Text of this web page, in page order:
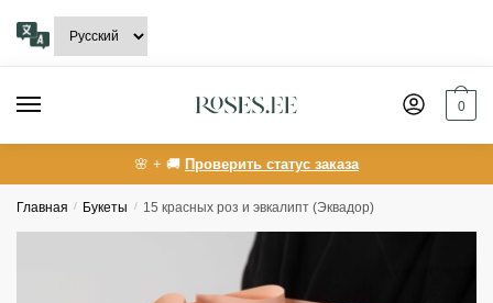
navigation
content
0
🌸 + 🚚 Проверить статус заказа
Главная / Букеты / 15 красных роз и эвкалипт (Эквадор)